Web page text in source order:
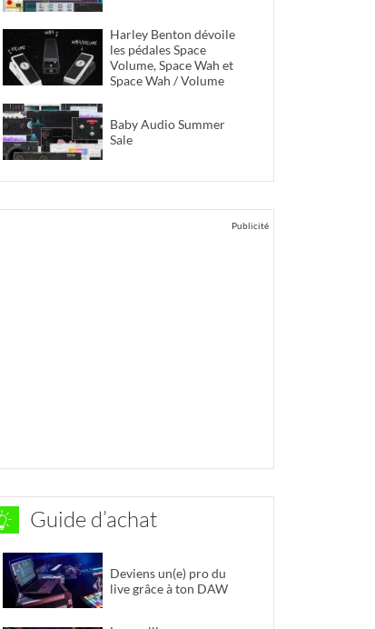
Harley Benton dévoile
les pédales Space
Volume, Space Wah et
Space Wah / Volume
Baby Audio Summer
Sale
Publicité
Guide d’achat
Deviens un(e) pro du
live grâce à ton DAW